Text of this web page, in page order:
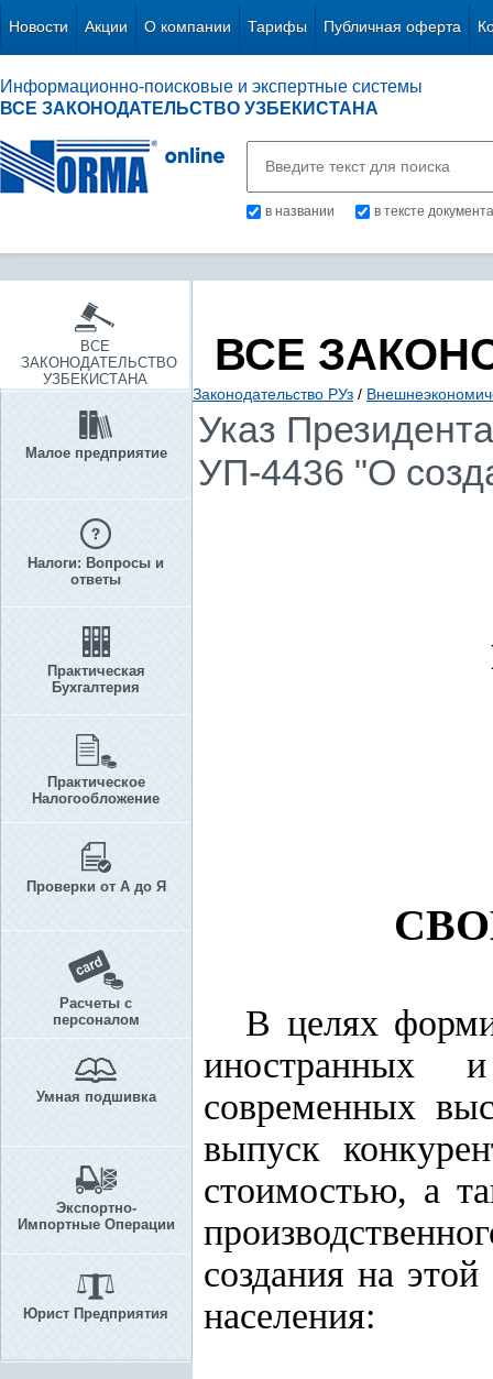
Новости Акции О компании Тарифы Публичная оферта
Информационно-поисковые и экспертные системы
ВСЕ ЗАКОНОДАТЕЛЬСТВО УЗБЕКИСТАНА
в названии в тексте документа
ВСЕ
ЗАКОНОДАТЕЛЬСТВО
УЗБЕКИСТАНА
Малое предприятие
Налоги: Вопросы и
ответы
Практическая
Бухгалтерия
Практическое
Налогообложение
Проверки от А до Я
Расчеты с
персоналом
Умная подшивка
Экспортно-
Импортные Операции
Юрист Предприятия
ВСЕ
Законодательство РУз /
Указ
УП-4436 "О
В целях
иностранных
современных
выпуск
стоимостью, а
создания на
населения: